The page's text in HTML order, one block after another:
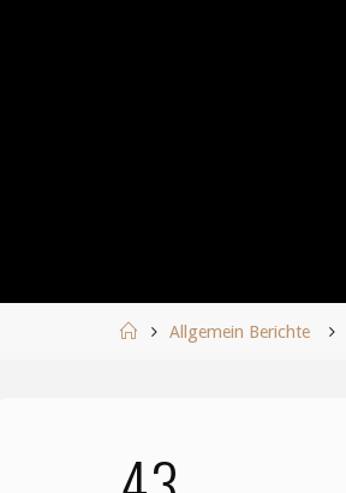
StartAllgemein Berichte